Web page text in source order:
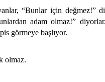
“Bunlar için değmez!”
adam olmaz!”
görmeye başlıyor.
olmaz.